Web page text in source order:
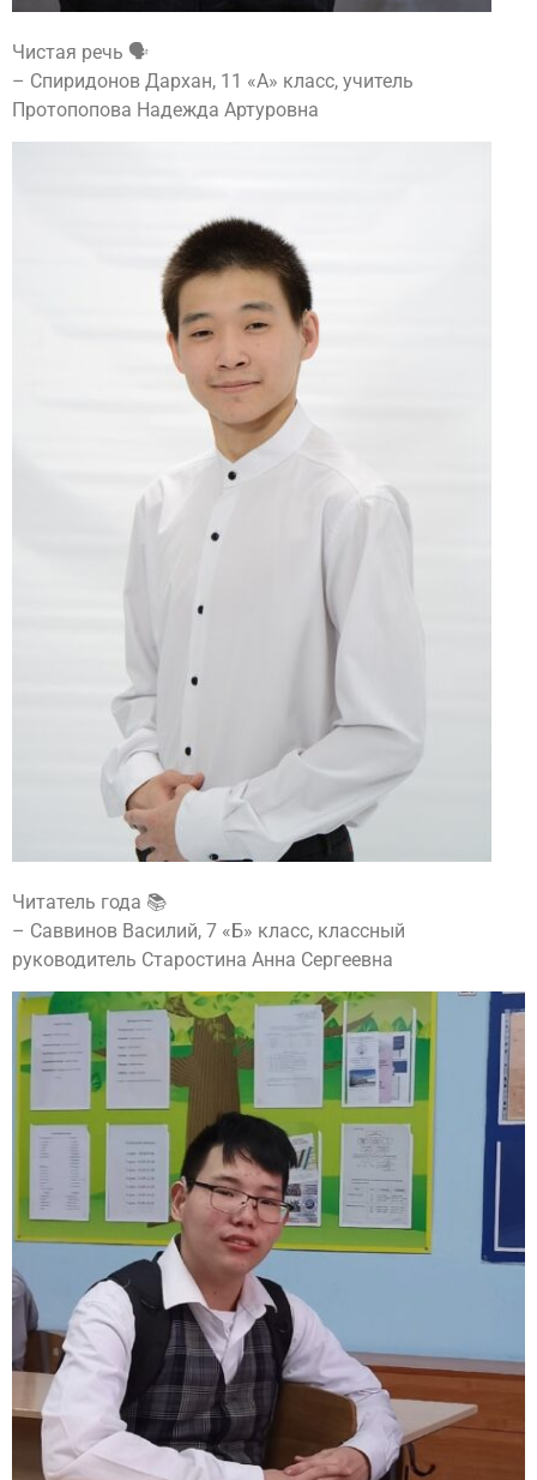
Чистая речь 🗣️
– Спиридонов Дархан, 11 «А» класс, учитель
Протопопова Надежда Артуровна
Читатель года 📚
– Саввинов Василий, 7 «Б» класс, классный
руководитель Старостина Анна Сергеевна